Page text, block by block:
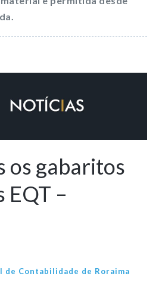
os gabaritos
EQT –
de Contabilidade de Roraima